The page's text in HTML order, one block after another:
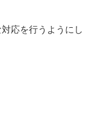
応を行うようにし